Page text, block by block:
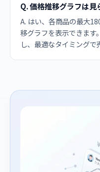
Q. 価格推移グラフは見
A. はい、各商品の最大
移グラフを表示できます
し、最適なタイミングで